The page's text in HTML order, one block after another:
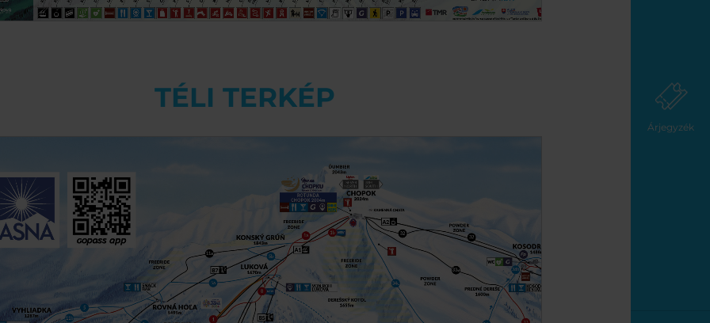
Árjegyzék
TÉLI TERKÉP